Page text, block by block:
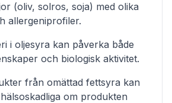
(oliv, solros, soja) med olika
allergeniprofiler.
i oljesyra kan påverka både
och biologisk aktivitet.
från omättad fettsyra kan
om produkten